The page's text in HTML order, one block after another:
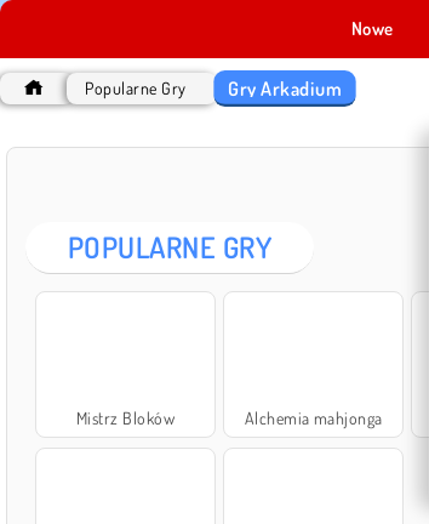
Nowe
Popularne Gry Gry Arkadium
POPULARNE GRY
Mistrz Bloków Alchemia mahjonga